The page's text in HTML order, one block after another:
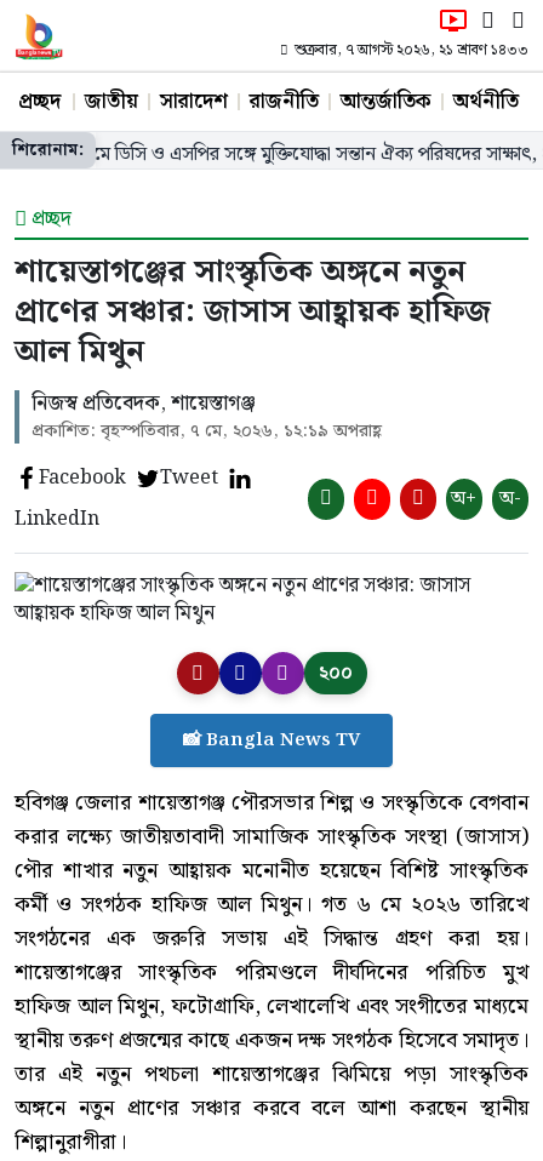
শুক্রবার, ৭ আগস্ট ২০২৬, ২১ শ্রাবণ ১৪৩৩
প্রচ্ছদ জাতীয় সারাদেশ রাজনীতি আন্তর্জাতিক অর্থনীতি
শিরোনাম:ডিসি ও এসপির সঙ্গে মুক্তিযোদ্ধা সন্তান ঐক্য পরিষদের সাক্ষাৎ, ২১
প্রচ্ছদ
শায়েস্তাগঞ্জের সাংস্কৃতিক অঙ্গনে নতুন
প্রাণের সঞ্চার: জাসাস আহ্বায়ক হাফিজ
আল মিথুন
নিজস্ব প্রতিবেদক, শায়েস্তাগঞ্জ
প্রকাশিত: বৃহস্পতিবার, ৭ মে, ২০২৬, ১২:১৯ অপরাহ্ণ
Facebook
Tweet
LinkedIn
অ+ অ-
২০০
📸 Bangla News TV
​হবিগঞ্জ জেলার শায়েস্তাগঞ্জ পৌরসভার শিল্প ও সংস্কৃতিকে বেগবান
করার লক্ষ্যে জাতীয়তাবাদী সামাজিক সাংস্কৃতিক সংস্থা (জাসাস)
পৌর শাখার নতুন আহ্বায়ক মনোনীত হয়েছেন বিশিষ্ট সাংস্কৃতিক
কর্মী ও সংগঠক হাফিজ আল মিথুন। গত ৬ মে ২০২৬ তারিখে
সংগঠনের এক জরুরি সভায় এই সিদ্ধান্ত গ্রহণ করা হয়।
শায়েস্তাগঞ্জের সাংস্কৃতিক পরিমণ্ডলে দীর্ঘদিনের পরিচিত মুখ
হাফিজ আল মিথুন, ফটোগ্রাফি, লেখালেখি এবং সংগীতের মাধ্যমে
স্থানীয় তরুণ প্রজন্মের কাছে একজন দক্ষ সংগঠক হিসেবে সমাদৃত।
তার এই নতুন পথচলা শায়েস্তাগঞ্জের ঝিমিয়ে পড়া সাংস্কৃতিক
অঙ্গনে নতুন প্রাণের সঞ্চার করবে বলে আশা করছেন স্থানীয়
শিল্পানুরাগীরা।